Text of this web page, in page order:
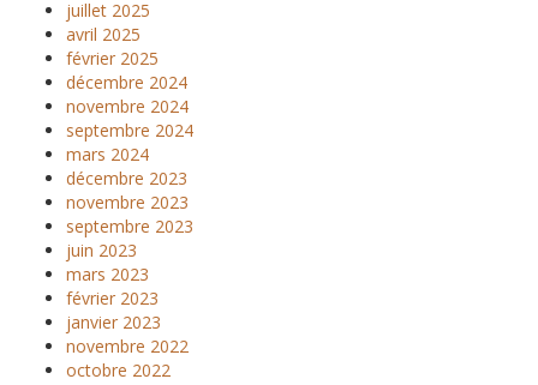
juillet 2025
avril 2025
février 2025
décembre 2024
novembre 2024
septembre 2024
mars 2024
décembre 2023
novembre 2023
septembre 2023
juin 2023
mars 2023
février 2023
janvier 2023
novembre 2022
octobre 2022